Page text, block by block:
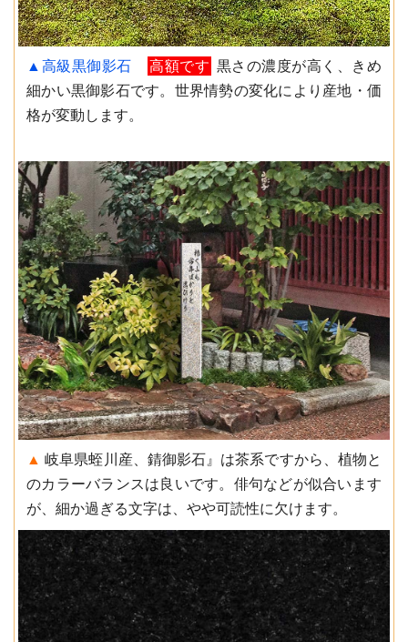
▲高級黒御影石 高額です 黒さの濃度が高く、きめ
細かい黒御影石です。世界情勢の変化により産地・価
格が変動します。
▲ 岐阜県蛭川産、錆御影石』は茶系ですから、植物と
のカラーバランスは良いです。俳句などが似合います
が、細か過ぎる文字は、やや可読性に欠けます。